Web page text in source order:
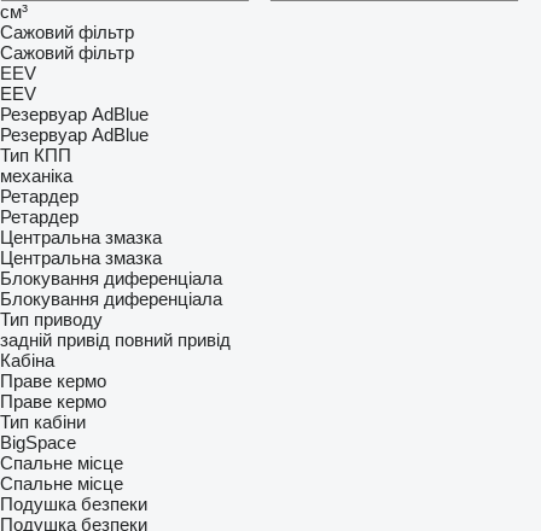
см³
Сажовий фільтр
Сажовий фільтр
EEV
EEV
Резервуар AdBlue
Резервуар AdBlue
Тип КПП
механіка
Ретардер
Ретардер
Центральна змазка
Центральна змазка
Блокування диференціала
Блокування диференціала
Тип приводу
задній привід повний привід
Кабіна
Праве кермо
Праве кермо
Тип кабіни
BigSpace
Спальне місце
Спальне місце
Подушка безпеки
Подушка безпеки